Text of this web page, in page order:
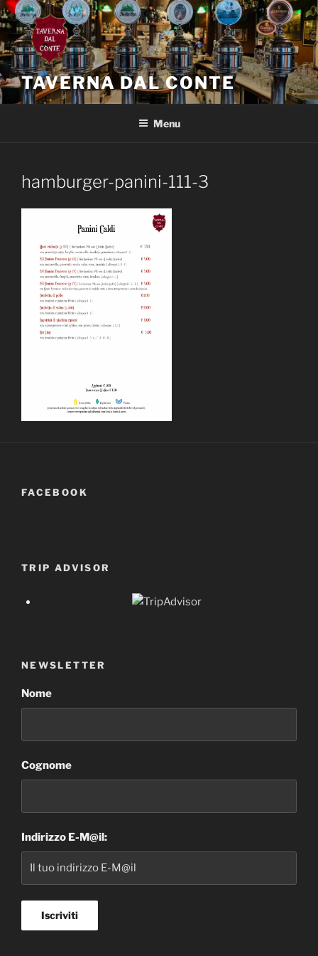
Salta
al
contenuto
TAVERNA DAL CONTE
Menu
hamburger-panini-111-3
FACEBOOK
TRIP ADVISOR
NEWSLETTER
Nome
Cognome
Indirizzo E-M@il: